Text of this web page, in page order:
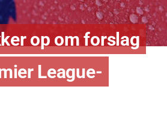
op om forslag
League-